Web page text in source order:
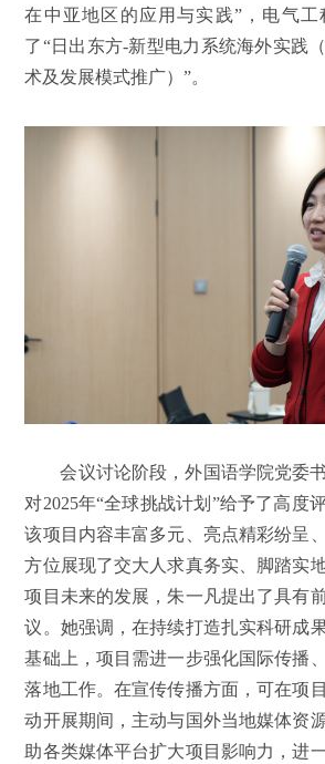
在中亚地区的应用与实践”，电气
了“日出东方-新型电力系统海外实践
术及发展模式推广）”。
会议讨论阶段，外国语学院党委
对2025年“全球挑战计划”给予了高度
该项目内容丰富多元、亮点精彩纷呈
方位展现了交大人求真务实、脚踏实
项目未来的发展，朱一凡提出了具有
议。她强调，在持续打造扎实科研成
基础上，项目需进一步强化国际传播
落地工作。在宣传传播方面，可在项
动开展期间，主动与国外当地媒体资
助各类媒体平台扩大项目影响力，进